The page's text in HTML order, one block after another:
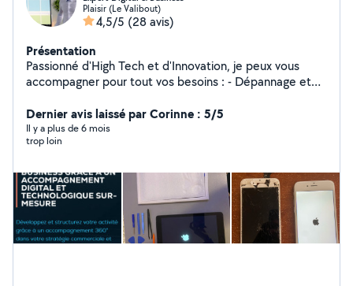
Plaisir (Le Valibout)
4,5/5 (28 avis)
Présentation
Passionné d'High Tech et d'Innovation, je peux vous
accompagner pour tout vos besoins : - Dépannage et
matériel - Installations informatique et logiciel
Spécialiste Business et Marketing dans les domaines de
la Technologie et l'Innovation depuis plus de 6 ans. Je
marketing, couplé à de la formations IT Un problème?
Une idée ! Mon objectif, accompagner tous les projets
ambitieux et humains grâce à un accompagnement
digital et technologique sur mesure !
Dernier avis laissé par Corinne : 5/5
Il y a plus de 6 mois
trop loin